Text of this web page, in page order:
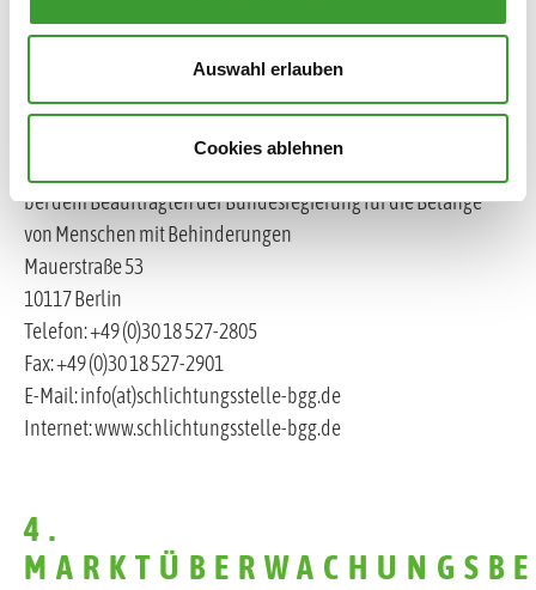
Auswahl erlauben
Cookies ablehnen
Schlichtungsstelle nach dem
bei dem Beauftragten der Bundesregierung für die Belange
von Menschen mit Behinderungen
Mauerstraße 53
10117 Berlin
Telefon: +49 (0)30 18 527-2805
Fax: +49 (0)30 18 527-2901
E-Mail: info(at)schlichtungsstelle-bgg.de
Internet: www.schlichtungsstelle-bgg.de
4.